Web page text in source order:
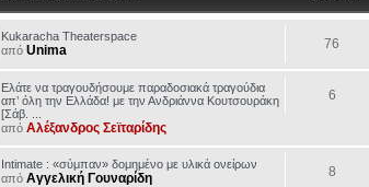
Kukaracha Theaterspace
από Unima 76
Ελάτε να τραγουδήσουμε παραδοσιακά τραγούδια
απ’ όλη την Ελλάδα! με την Ανδριάννα Κουτσουράκη
[Σάβ. ...
από Αλέξανδρος Σεϊταρίδης
6
Intimate : «σύμπαν» δομημένο με υλικά ονείρων
από Αγγελική Γουναρίδη 8